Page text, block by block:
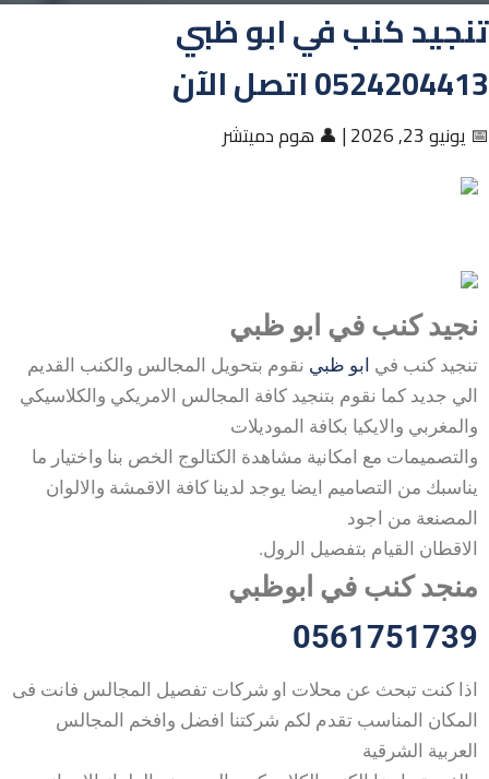
تنجيد كنب في ابو ظبي
0524204413 اتصل الآن
📅 يونيو 23, 2026 | 👤 هوم دميتشر
نجيد كنب في ابو ظبي
تنجيد كنب في ابو ظبي نقوم بتحويل المجالس والكنب القديم
الي جديد كما نقوم بتنجيد كافة المجالس الامريكي والكلاسيكي
والمغربي والايكيا بكافة الموديلات
والتصميمات مع امكانية مشاهدة الكتالوج الخص بنا واختيار ما
يناسبك من التصاميم ايضا يوجد لدينا كافة الاقمشة والالوان
المصنعة من اجود
الاقطان القيام بتفصيل الرول.
منجد كنب في ابوظبي
0561751739
اذا كنت تبحث عن محلات او شركات تفصيل المجالس فانت فى
المكان المناسب تقدم لكم شركتنا افضل وافخم المجالس
العربية الشرقية